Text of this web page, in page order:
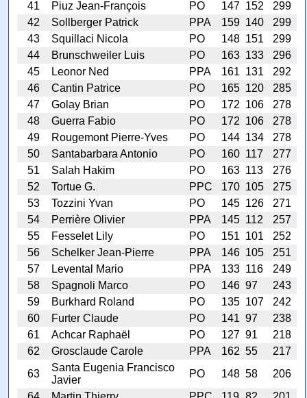
41
Piuz Jean-François PO 147 152
299
42
Sollberger Patrick PPA 159 140
299
43
Squillaci Nicola PO 148 151
299
44
Brunschweiler Luis PO 163 133
296
45
Leonor Ned PPA 161 131
292
46
Cantin Patrice PO 165 120
285
47
Golay Brian PO 172 106
278
48
Guerra Fabio PO 172 106
278
49
Rougemont Pierre-Yves PO 144 134
278
50
Santabarbara Antonio PO 160 117
277
51
Salah Hakim PO 163 113
276
52
Tortue G. PPC 170 105
275
53
Tozzini Yvan PO 145 126
271
54
Perrière Olivier PPA 145 112
257
55
Fesselet Lily PO 151 101
252
56
Schelker Jean-Pierre PPA 146 105
251
57
Levental Mario PPA 133 116
249
58
Spagnoli Marco PO 146 97
243
59
Burkhard Roland PO 135 107
242
60
Furter Claude PO 141 97
238
61
Achcar Raphaël PO 127 91
218
62
Grosclaude Carole PPA 162 55
217
63
Santa Eugenia Francisco
Javier
PO 148 58
206